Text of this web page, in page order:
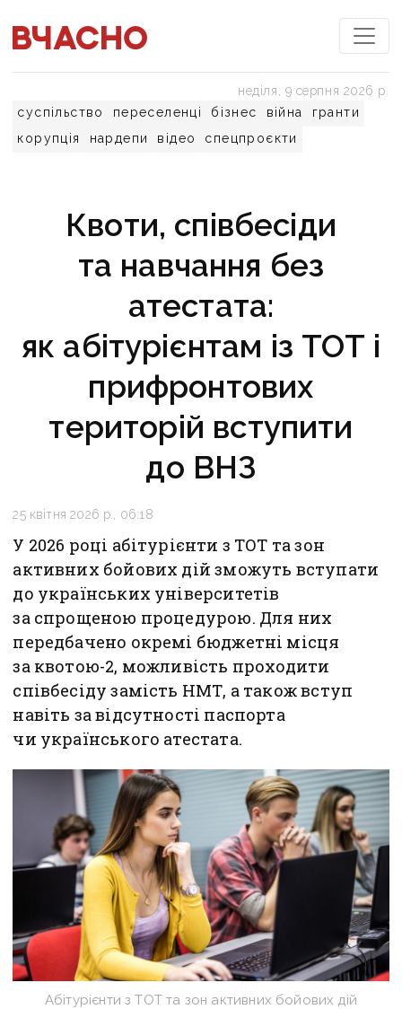
суспільство переселенці бізнес війна
гранти
корупція
нардепи відео спецпроєкти
неділя, 9 серпня 2026 р.
Квоти, співбесіди
та навчання без
атестата:
як абітурієнтам із ТОТ і
прифронтових
територій вступити
до ВНЗ
25 квітня 2026 р., 06:18
У 2026 році абітурієнти з ТОТ та зон
активних бойових дій зможуть вступати
до українських університетів
за спрощеною процедурою. Для них
передбачено окремі бюджетні місця
за квотою-2, можливість проходити
співбесіду замість НМТ, а також вступ
навіть за відсутності паспорта
чи українського атестата.
Абітурієнти з ТОТ та зон активних бойових дій